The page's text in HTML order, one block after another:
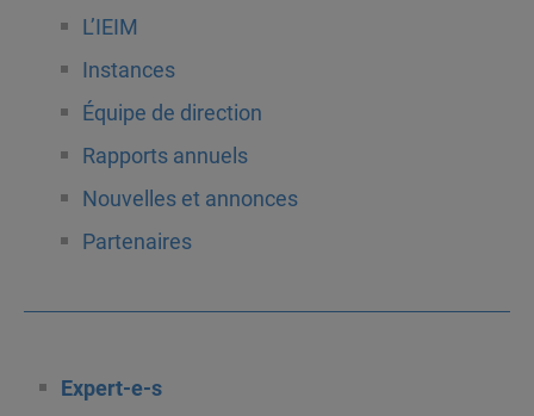
L’IEIM
Instances
Équipe de direction
Rapports annuels
Nouvelles et annonces
Partenaires
Expert-e-s